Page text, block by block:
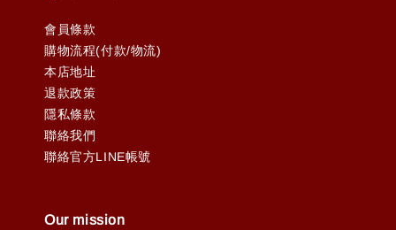
會員條款
購物流程(付款/物流)
本店地址
退款政策
隱私條款
聯絡我們
聯絡官方LINE帳號
Our mission